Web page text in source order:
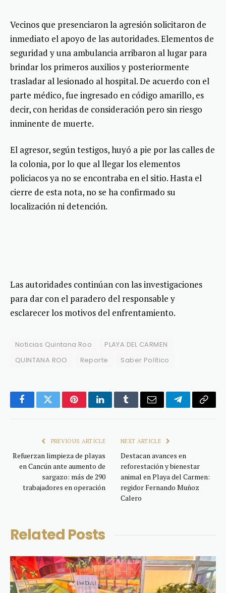
Vecinos que presenciaron la agresión solicitaron de
inmediato el apoyo de las autoridades. Elementos de
seguridad y una ambulancia arribaron al lugar para
brindar los primeros auxilios y posteriormente
trasladar al lesionado al hospital. De acuerdo con el
parte médico, fue ingresado en código amarillo, es
decir, con heridas de consideración pero sin riesgo
inminente de muerte.
El agresor, según testigos, huyó a pie por las calles de
la colonia, por lo que al llegar los elementos
policiacos ya no se encontraba en el sitio. Hasta el
cierre de esta nota, no se ha confirmado su
localización ni detención.
Las autoridades continúan con las investigaciones
para dar con el paradero del responsable y
esclarecer los motivos del enfrentamiento.
Noticias Quintana Roo
PLAYA DEL CARMEN
QUINTANA ROO
Reporte Saber Político
FacebookTwitterPinterestLinkedInTumblrEmail TelegramCopy
PREVIOUS ARTICLE
Refuerzan limpieza de playas
en Cancún ante aumento de
sargazo: más de 290
trabajadores en operación
NEXT ARTICLE
Destacan avances en
reforestación y bienestar
animal en Playa del Carmen:
regidor Fernando Muñoz
Calero
Related Posts